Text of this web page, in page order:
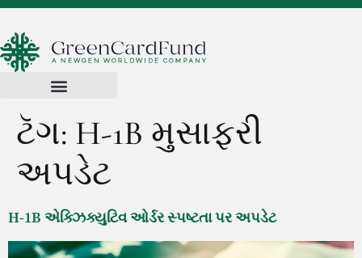
ટૅગ: H-1B મુસાફરી
અપડેટ
H-1B એક્ઝિક્યુટિવ ઓર્ડર સ્પષ્ટતા પર અપડેટ